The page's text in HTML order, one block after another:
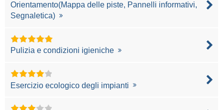
Orientamento(Mappa delle piste, Pannelli informativi,
Segnaletica)
Pulizia e condizioni igieniche
Esercizio ecologico degli impianti